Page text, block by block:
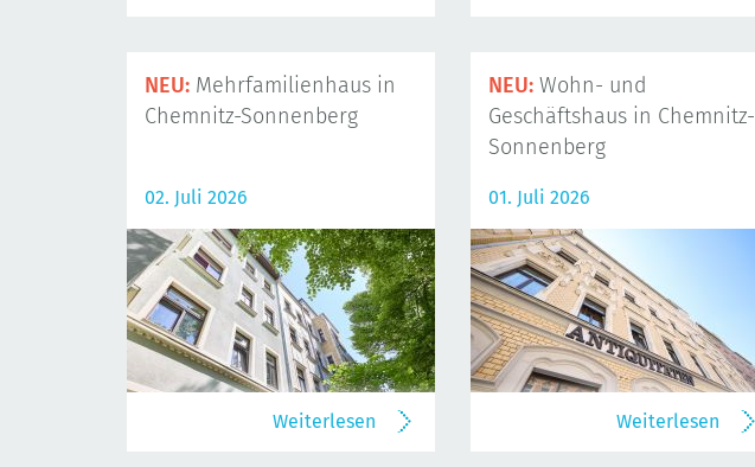
NEU: Mehrfamilienhaus in
Chemnitz-Sonnenberg
02. Juli 2026
Weiterlesen
NEU: Wohn- und
Geschäftshaus in Chemnitz-
Sonnenberg
01. Juli 2026
Weiterlesen